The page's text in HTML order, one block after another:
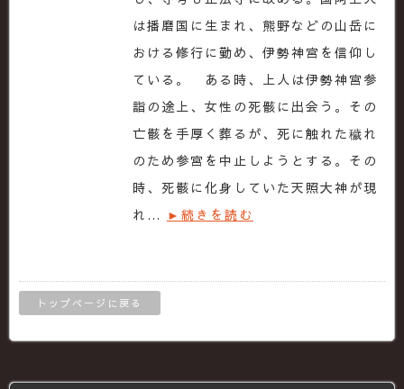
は播磨国に生まれ、熊野などの山岳に
おける修行に勤め、伊勢神宮を信仰し
ている。 ある時、上人は伊勢神宮参
詣の途上、女性の死骸に出会う。その
亡骸を手厚く葬るが、死に触れた穢れ
のため参宮を中止しようとする。その
時、死骸に化身していた天照大神が現
れ… ►続きを読む
トップページに戻る